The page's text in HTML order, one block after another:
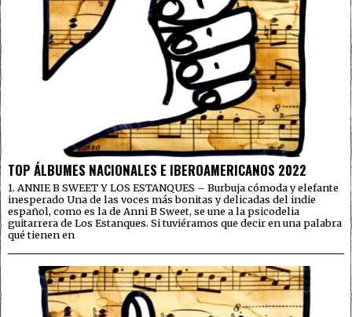
TOP ÁLBUMES NACIONALES E IBEROAMERICANOS 2022
1. ANNIE B SWEET Y LOS ESTANQUES – Burbuja cómoda y elefante
inesperado Una de las voces más bonitas y delicadas del indie
español, como es la de Anni B Sweet, se une a la psicodelia
guitarrera de Los Estanques. Si tuviéramos que decir en una palabra
qué tienen en